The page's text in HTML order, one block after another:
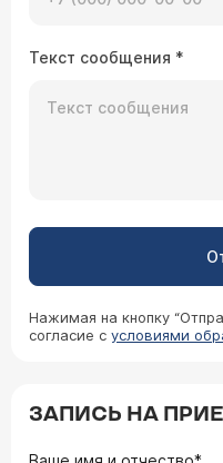
Текст сообщения *
Нажимая на кнопку
согласие с условиями
ЗАПИСЬ НА